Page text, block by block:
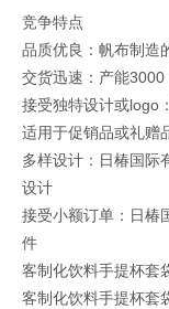
竞争特点
品质优良：帆布制造
交货迅速：产能
接受独特设计或logo
适用于促销品或礼赠
多样设计：日椿国际
设计
接受小额订单：日椿
件
客制化饮料手提杯套
客制化饮料手提杯套